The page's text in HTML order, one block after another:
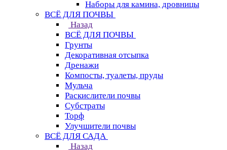
Наборы для камина, дровницы
ВСЁ ДЛЯ ПОЧВЫ
Назад
ВСЁ ДЛЯ ПОЧВЫ
Грунты
Декоративная отсыпка
Дренажи
Компосты, туалеты, пруды
Мульча
Раскислители почвы
Субстраты
Торф
Улучшители почвы
ВСЁ ДЛЯ САДА
Назад